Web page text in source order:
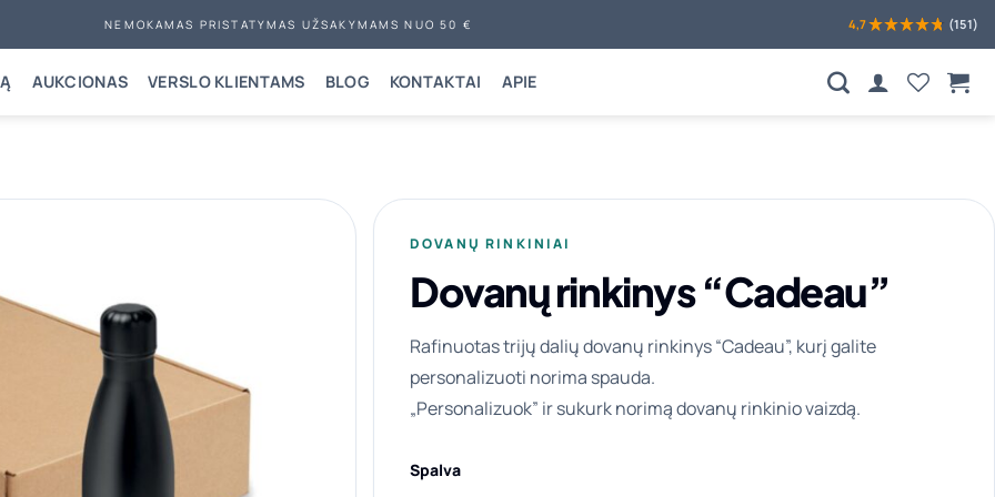
NEMOKAMAS PRISTATYMAS UŽSAKYMAMS NUO 50 € 4,7 (151)
AUKCIONAS VERSLO KLIENTAMS BLOG KONTAKTAI APIE
DOVANŲ RINKINIAI
Dovanų rinkinys “Cadeau”
Rafinuotas trijų dalių dovanų rinkinys “Cadeau”, kurį galite
personalizuoti norima spauda.
„Personalizuok” ir sukurk norimą dovanų rinkinio vaizdą.
Spalva